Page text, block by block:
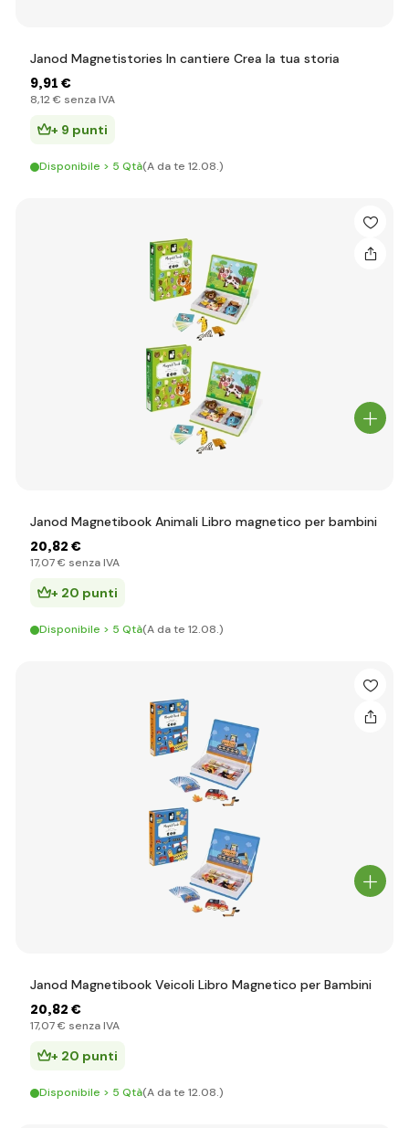
Janod Magnetistories In cantiere Crea la tua storia
9,91 €
8,12 € senza IVA
+ 9 punti
Disponibile > 5 Qtà(A da te 12.08.)
Janod Magnetibook Animali Libro magnetico per bambini
20,82 €
17,07 € senza IVA
+ 20 punti
Disponibile > 5 Qtà(A da te 12.08.)
Janod Magnetibook Veicoli Libro Magnetico per Bambini
20,82 €
17,07 € senza IVA
+ 20 punti
Disponibile > 5 Qtà(A da te 12.08.)